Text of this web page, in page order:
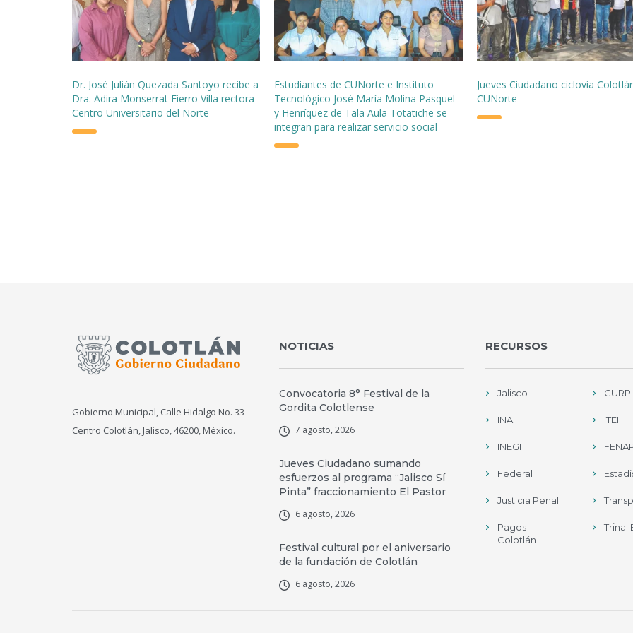
Dr. José Julián Quezada Santoyo recibe a
Dra. Adira Monserrat Fierro Villa rectora
Centro Universitario del Norte
Estudiantes de CUNorte e Instituto
Tecnológico José María Molina Pasquel
y Henríquez de Tala Aula Totatiche se
integran para realizar servicio social
Jueves Ciudadano ciclovía
CUNorte
Gobierno Municipal, Calle Hidalgo No. 33
Centro Colotlán, Jalisco, 46200, México.
NOTICIAS
Convocatoria 8° Festival de la
Gordita Colotlense
7 agosto, 2026
Jueves Ciudadano sumando
esfuerzos al programa “Jalisco Sí
Pinta” fraccionamiento El Pastor
6 agosto, 2026
Festival cultural por el aniversario
de la fundación de Colotlán
6 agosto, 2026
RECURSOS
Jalisco CURP
INAI ITEI
INEGI
Federal
Justicia Penal
Pagos
Colotlán
Trinal